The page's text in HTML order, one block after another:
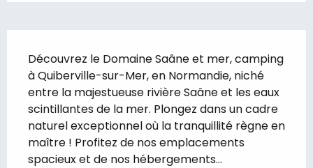
Découvrez le Domaine Saâne et mer, camping
à Quiberville-sur-Mer, en Normandie, niché
entre la majestueuse rivière Saâne et les eaux
scintillantes de la mer. Plongez dans un cadre
naturel exceptionnel où la tranquillité règne en
maître ! Profitez de nos emplacements
spacieux et de nos hébergements...